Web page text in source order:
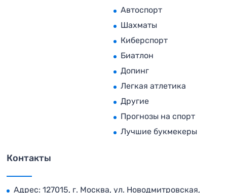
Автоспорт
Шахматы
Киберспорт
Биатлон
Допинг
Легкая атлетика
Другие
Прогнозы на спорт
Лучшие букмекеры
Контакты
Адрес: 127015, г. Москва, ул. Новодмитровская,